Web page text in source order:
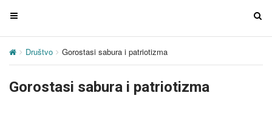
T
g
e
T
Društvo Gorostasi sabura i patriotizma
Gorostasi sabura i patriotizma